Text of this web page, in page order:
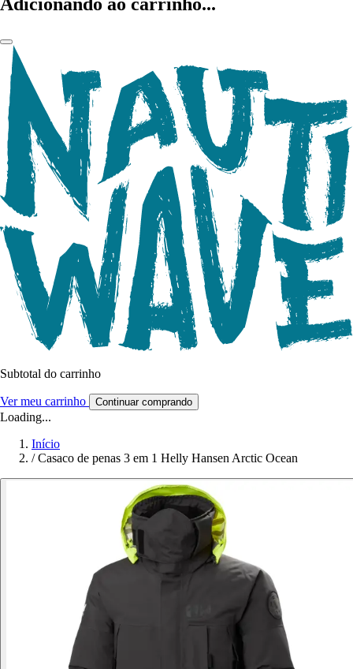
Subtotal do carrinho
Ver meu carrinho Continuar comprando
Loading...
Início
/ Casaco de penas 3 em 1 Helly Hansen Arctic Ocean